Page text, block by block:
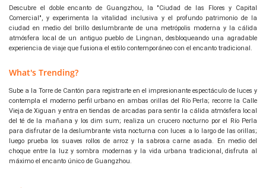
Descubre el doble encanto de Guangzhou, la "Ciudad de las Flores y Capital
Comercial", y experimenta la vitalidad inclusiva y el profundo patrimonio de la
ciudad en medio del brillo deslumbrante de una metrópolis moderna y la cálida
atmósfera local de un antiguo pueblo de Lingnan, desbloqueando una agradable
experiencia de viaje que fusiona el estilo contemporáneo con el encanto tradicional.
What's Trending?
Sube a la Torre de Cantón para registrarte en el impresionante espectáculo de luces y
contempla el moderno perfil urbano en ambas orillas del Río Perla; recorre la Calle
Vieja de Xiguan y entra en tiendas de arcadas para sentir la cálida atmósfera local
del té de la mañana y los dim sum; realiza un crucero nocturno por el Río Perla
para disfrutar de la deslumbrante vista nocturna con luces a lo largo de las orillas;
luego prueba los suaves rollos de arroz y la sabrosa carne asada. En medio del
choque entre la luz y sombra modernas y la vida urbana tradicional, disfruta al
máximo el encanto único de Guangzhou.